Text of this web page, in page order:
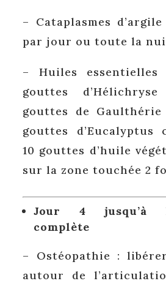
– Cataplasmes
par jour ou toute la
– Huiles essentielles
gouttes
gouttes de
gouttes d’Eucalyptus
10 gouttes d’huile
sur la zone touchée 2
Jour 4 jusqu’à
complète
– Ostéopathie :
autour de